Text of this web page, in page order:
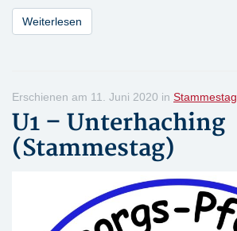
Weiterlesen
Erschienen am 11. Juni 2020 in Stammestag
U1 – Unterhaching
(Stammestag)